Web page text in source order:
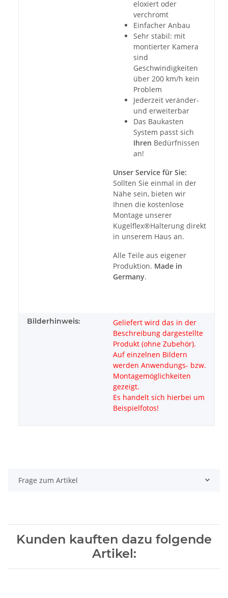
eloxiert oder
verchromt
Einfacher Anbau
Sehr stabil: mit
montierter Kamera
sind
Geschwindigkeiten
über 200 km/h kein
Problem
Jederzeit veränder-
und erweiterbar
Das Baukasten
System passt sich
Ihren Bedürfnissen
an!
Unser Service für Sie:
Sollten Sie einmal in der
Nähe sein, bieten wir
Ihnen die kostenlose
Montage unserer
Kugelflex®Halterung direkt
in unserem Haus an.
Alle Teile aus eigener
Produktion. Made in
Germany.
Bilderhinweis:
Geliefert wird das in der
Beschreibung dargestellte
Produkt (ohne Zubehör).
Auf einzelnen Bildern
werden Anwendungs- bzw.
Montagemöglichkeiten
gezeigt.
Es handelt sich hierbei um
Beispielfotos!
Frage zum Artikel
Kunden kauften dazu folgende
Artikel: